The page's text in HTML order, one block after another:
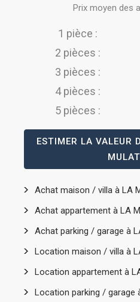
Prix moyen des
1 pièce :
2 pièces :
3 pièces :
4 pièces :
5 pièces :
ESTIMER LA VALEUR
Achat maison / villa à LA
Achat appartement à LA
Achat parking / garage à
Location maison / villa à
Location appartement à
Location parking / garage